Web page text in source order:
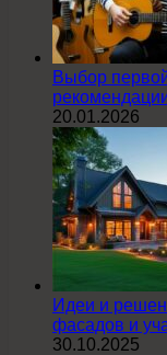
Выбор
20.01.2026
Идеи и
фасадов и
30.10.2025